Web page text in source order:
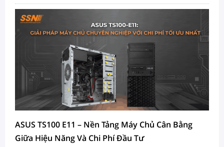
ASUS TS100 E11 – Nền Tảng Máy Chủ Cân Bằng
Giữa Hiệu Năng Và Chi Phí Đầu Tư